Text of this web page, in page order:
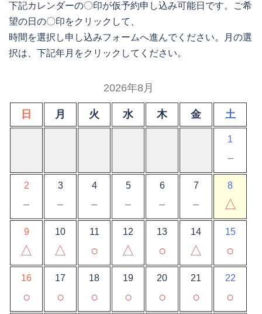
下記カレンダーの〇印が仮予約申し込み可能日です。ご希
望の日の〇印をクリックして、
時間を選択し申し込みフォームへ進んでください。月の選
択は、下記年月をクリックしてください。
2026年8月
日 月 火 水 木 金 土
1
－
2
－
3
－
4
－
5
－
6
－
7
－
8
△
9
△
10
△
11
○
12
△
13
○
14
△
15
○
16
○
17
○
18
○
19
○
20
○
21
○
22
○